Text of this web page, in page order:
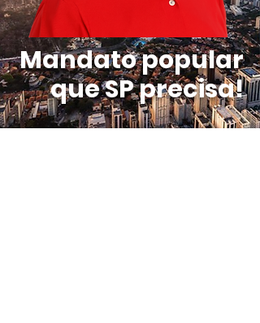
Mandato popular
que SP precisa!